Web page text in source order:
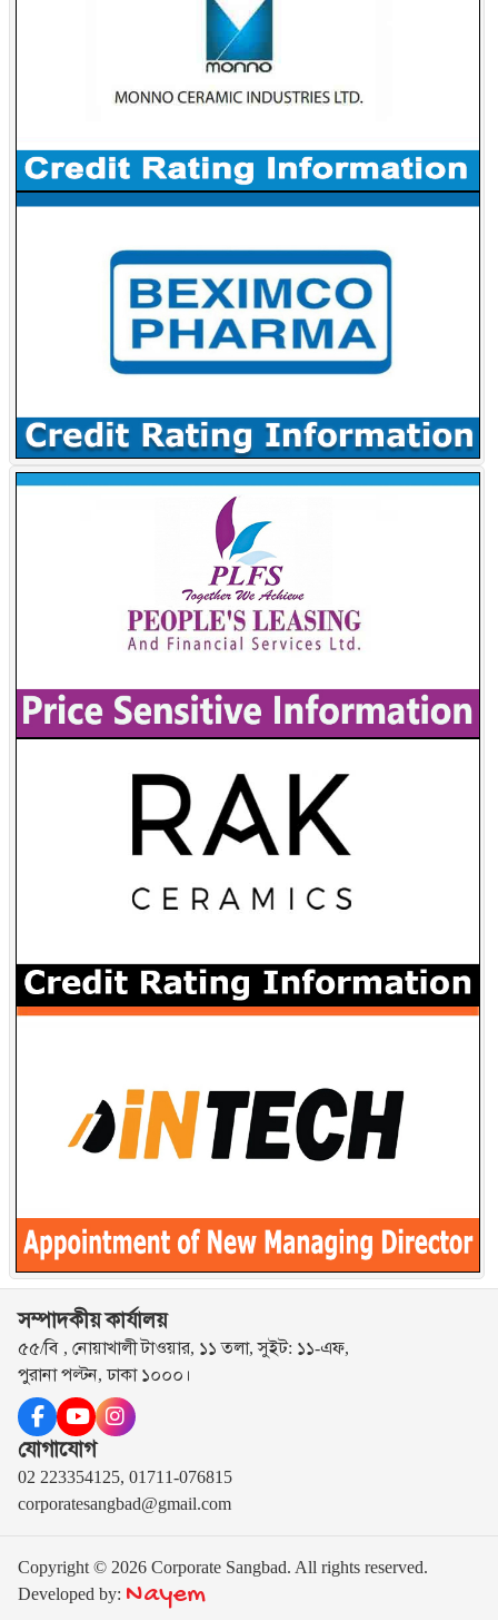
সম্পাদকীয় কার্যালয়
৫৫/বি , নোয়াখালী টাওয়ার, ১১ তলা, সুইট: ১১-এফ,
পুরানা পল্টন, ঢাকা ১০০০।
যোগাযোগ
02 223354125, 01711-076815
corporatesangbad@gmail.com
Copyright © 2026 Corporate Sangbad. All rights reserved.
Developed by: Nayem